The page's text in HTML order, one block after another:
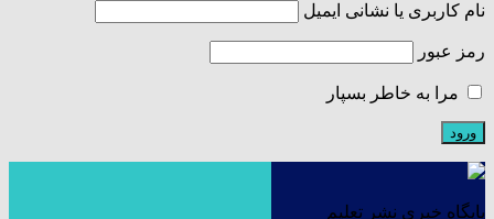
نام کاربری یا نشانی ایمیل
رمز عبور
مرا به خاطر بسپار
پایگاه خبری نشر تعلیم